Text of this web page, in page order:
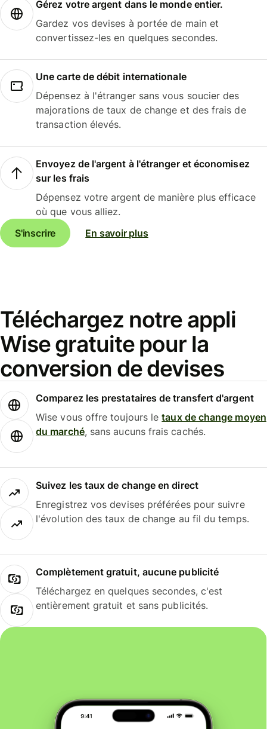
Gérez votre argent dans le monde entier.
Gardez vos devises à portée de main et
convertissez-les en quelques secondes.
Une carte de débit internationale
Dépensez à l'étranger sans vous soucier des
majorations de taux de change et des frais de
transaction élevés.
Envoyez de l'argent à l'étranger et économisez
sur les frais
Dépensez votre argent de manière plus efficace
où que vous alliez.
S'inscrire
En savoir plus
Téléchargez notre appli
Wise gratuite pour la
conversion de devises
Comparez les prestataires de transfert d'argent
Wise vous offre toujours letaux de change moyen
du marché, sans aucuns frais cachés.
Suivez les taux de change en direct
Enregistrez vos devises préférées pour suivre
l'évolution des taux de change au fil du temps.
Complètement gratuit, aucune publicité
Téléchargez en quelques secondes, c'est
entièrement gratuit et sans publicités.